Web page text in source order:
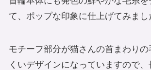
て、ポップな印象に仕上げてみまし
モチーフ部分が猫さんの首まわりの
くいデザインになっていますので、